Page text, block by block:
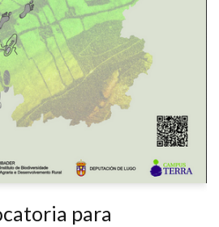
para